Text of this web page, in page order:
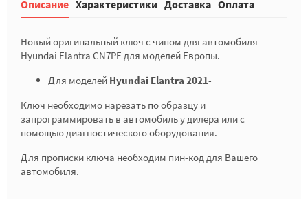
Описание Характеристики Доставка Оплата
Новый оригинальный ключ с чипом для автомобиля
Hyundai Elantra CN7PE для моделей Европы.
Для моделей Hyundai Elantra 2021-
Ключ необходимо нарезать по образцу и
запрограммировать в автомобиль у дилера или с
помощью диагностического оборудования.
Для прописки ключа необходим пин-код для Вашего
автомобиля.